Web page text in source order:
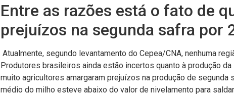
Entre as razões está o fato de
prejuízos na segunda safra por
Atualmente, segundo levantamento do Cepea/CNA, nenhuma
Produtores brasileiros ainda estão incertos quanto à produção
muito agricultores amargaram prejuízos na produção de
médio do milho esteve abaixo do valor de nivelamento para